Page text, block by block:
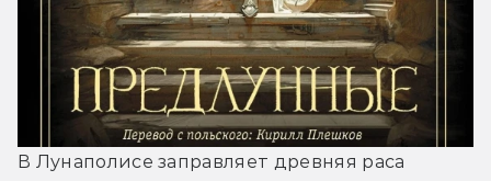
В Лунаполисе заправляет древняя раса